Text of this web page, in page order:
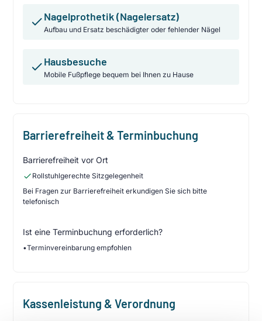
Nagelprothetik (Nagelersatz)
Aufbau und Ersatz beschädigter oder fehlender Nägel
Hausbesuche
Mobile Fußpflege bequem bei Ihnen zu Hause
Barrierefreiheit & Terminbuchung
Barrierefreiheit vor Ort
Rollstuhlgerechte Sitzgelegenheit
Bei Fragen zur Barrierefreiheit erkundigen Sie sich bitte
telefonisch
Ist eine Terminbuchung erforderlich?
•Terminvereinbarung empfohlen
Kassenleistung & Verordnung